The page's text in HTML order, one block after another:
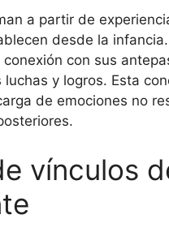
a partir de
desde la
con sus
y logros. Esta
de emociones no
vínculos